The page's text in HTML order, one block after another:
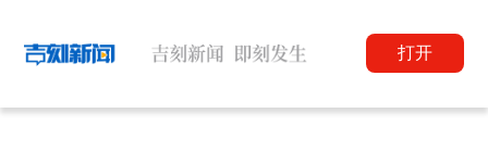
打开